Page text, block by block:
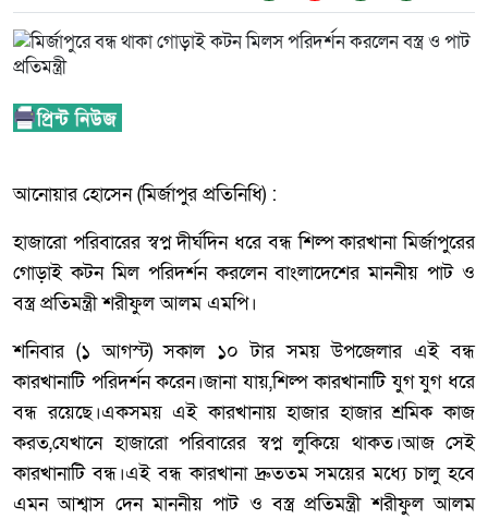
আনোয়ার হোসেন (মির্জাপুর প্রতিনিধি) :
হাজারো পরিবারের স্বপ্ন দীর্ঘদিন ধরে বন্ধ শিল্প কারখানা মির্জাপুরের
গোড়াই কটন মিল পরিদর্শন করলেন বাংলাদেশের মাননীয় পাট ও
বস্ত্র প্রতিমন্ত্রী শরীফুল আলম এমপি।
শনিবার (১ আগস্ট) সকাল ১০ টার সময় উপজেলার এই বন্ধ
কারখানাটি পরিদর্শন করেন।জানা যায়,শিল্প কারখানাটি যুগ যুগ ধরে
বন্ধ রয়েছে।একসময় এই কারখানায় হাজার হাজার শ্রমিক কাজ
করত,যেখানে হাজারো পরিবারের স্বপ্ন লুকিয়ে থাকত।আজ সেই
কারখানাটি বন্ধ।এই বন্ধ কারখানা দ্রুততম সময়ের মধ্যে চালু হবে
এমন আশ্বাস দেন মাননীয় পাট ও বস্ত্র প্রতিমন্ত্রী শরীফুল আলম